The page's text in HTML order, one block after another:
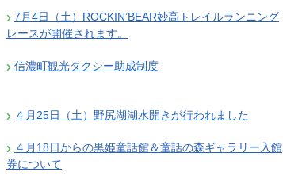
7月4日（土）ROCKIN’BEAR妙高トレイルランニング
レースが開催されます。
信濃町観光タクシー助成制度
４月25日（土）野尻湖湖水開きが行われました
４月18日からの黒姫童話館＆童話の森ギャラリー入館
券について